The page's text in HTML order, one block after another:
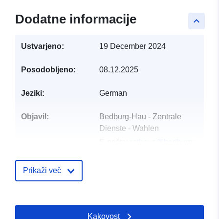
keyboard_arrow_up
Dodatne informacije
Ustvarjeno: 19 December 2024
Posodobljeno: 08.12.2025
Jeziki: German
Objavil:
Bedburg-Hau - Zentrale
Dienste - Wahlen
Kontaktne točke:
E-pošta:
mailto:rathaus@bedburg-
Prikaži več
Kakovost